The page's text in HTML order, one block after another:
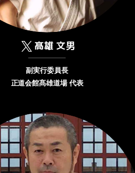
髙雄 文男
副実行委員長
正道会館髙雄道場 代表